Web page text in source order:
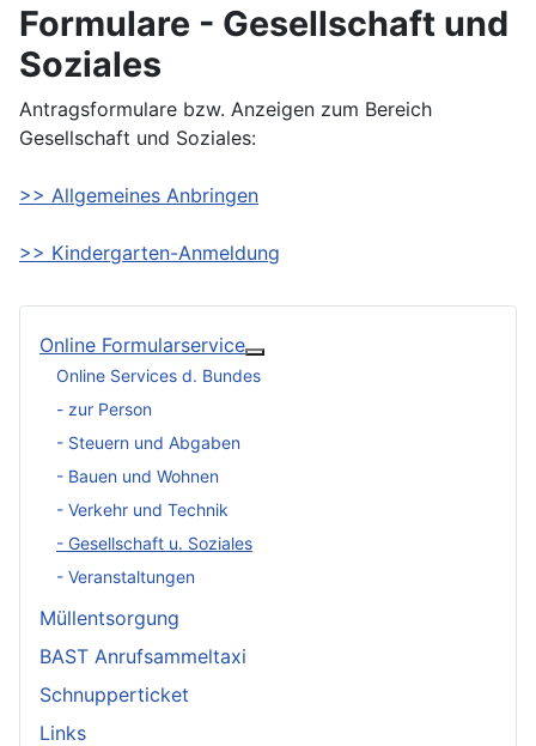
Online Formularservice
Online Services d. Bundes
- zur Person
- Steuern und Abgaben
- Bauen und Wohnen
- Verkehr und Technik
- Gesellschaft u. Soziales
- Veranstaltungen
Müllentsorgung
BAST Anrufsammeltaxi
Schnupperticket
Links
Formulare - Gesellschaft und
Soziales
Antragsformulare bzw. Anzeigen zum Bereich
Gesellschaft und Soziales:
>> Allgemeines Anbringen
>> Kindergarten-Anmeldung